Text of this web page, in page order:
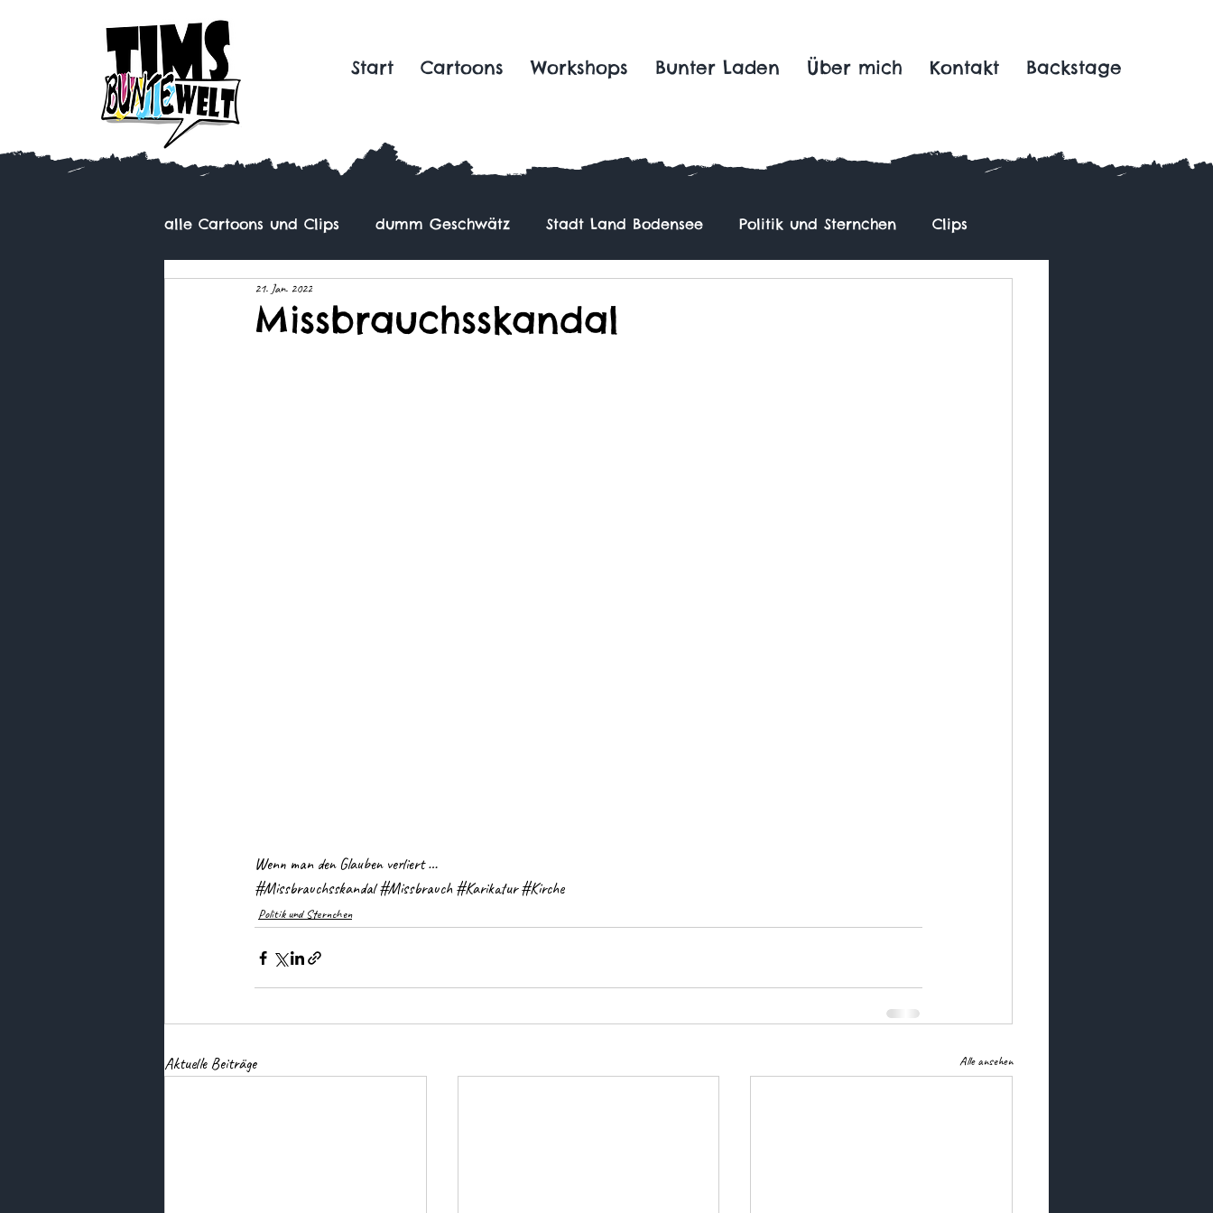
Start Cartoons Workshops Bunter Laden Über mich Kontakt Backstage
alle Cartoons und Clips dumm Geschwätz Stadt Land Bodensee Politik und Sternchen Clips
Missbrauchsskandal
21. Jan. 2022
Wenn man den Glauben verliert …
#Missbrauchsskandal #Missbrauch #Karikatur #Kirche
Politik und Sternchen
Aktuelle Beiträge Alle ansehen